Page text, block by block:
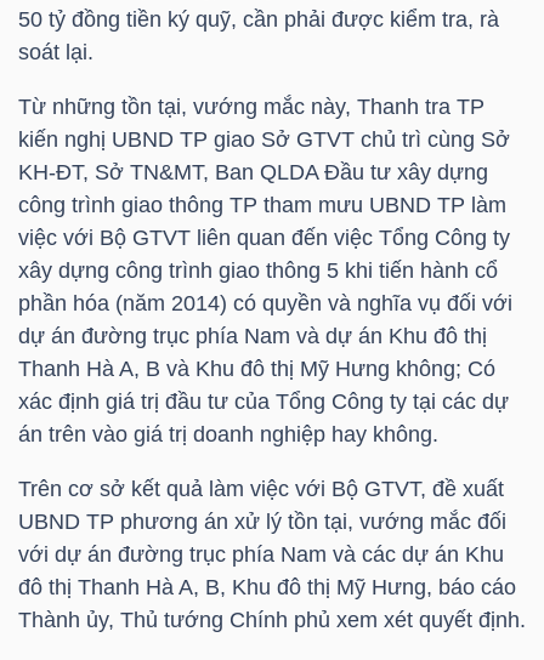
50 tỷ đồng tiền ký quỹ, cần phải được kiểm tra, rà
soát lại.
Từ những tồn tại, vướng mắc này, Thanh tra TP
kiến nghị UBND TP giao Sở GTVT chủ trì cùng Sở
KH-ĐT, Sở TN&MT, Ban QLDA Đầu tư xây dựng
công trình giao thông TP tham mưu UBND TP làm
việc với Bộ GTVT liên quan đến việc Tổng Công ty
xây dựng công trình giao thông 5 khi tiến hành cổ
phần hóa (năm 2014) có quyền và nghĩa vụ đối với
dự án đường trục phía Nam và dự án Khu đô thị
Thanh Hà A, B và Khu đô thị Mỹ Hưng không; Có
xác định giá trị đầu tư của Tổng Công ty tại các dự
án trên vào giá trị doanh nghiệp hay không.
Trên cơ sở kết quả làm việc với Bộ GTVT, đề xuất
UBND TP phương án xử lý tồn tại, vướng mắc đối
với dự án đường trục phía Nam và các dự án Khu
đô thị Thanh Hà A, B, Khu đô thị Mỹ Hưng, báo cáo
Thành ủy, Thủ tướng Chính phủ xem xét quyết định.
CÔNG
NGHỆ
THÔNG
TIN
DỊCH
VỤ
TRUYỀN
TIỆN